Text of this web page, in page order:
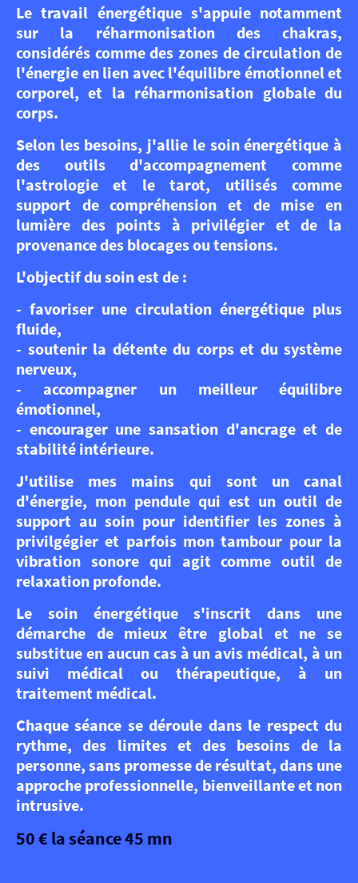
Le travail énergétique s'appuie notamment
sur la réharmonisation des chakras,
considérés comme des zones de circulation de
l'énergie en lien avec l'équilibre émotionnel et
corporel, et la réharmonisation globale du
corps.
Selon les besoins, j'allie le soin énergétique à
des outils d'accompagnement comme
l'astrologie et le tarot, utilisés comme
support de compréhension et de mise en
lumière des points à privilégier et de la
provenance des blocages ou tensions.
L'objectif du soin est de :
- favoriser une circulation énergétique plus
fluide,
- soutenir la détente du corps et du système
nerveux,
- accompagner un meilleur équilibre
émotionnel,
- encourager une sansation d'ancrage et de
stabilité intérieure.
J'utilise mes mains qui sont un canal
d'énergie, mon pendule qui est un outil de
support au soin pour identifier les zones à
privilgégier et parfois mon tambour pour la
vibration sonore qui agit comme outil de
relaxation profonde.
Le soin énergétique s'inscrit dans une
démarche de mieux être global et ne se
substitue en aucun cas à un avis médical, à un
suivi médical ou thérapeutique, à un
traitement médical.
Chaque séance se déroule dans le respect du
rythme, des limites et des besoins de la
personne, sans promesse de résultat, dans une
approche professionnelle, bienveillante et non
intrusive.
50 € la séance 45 mn